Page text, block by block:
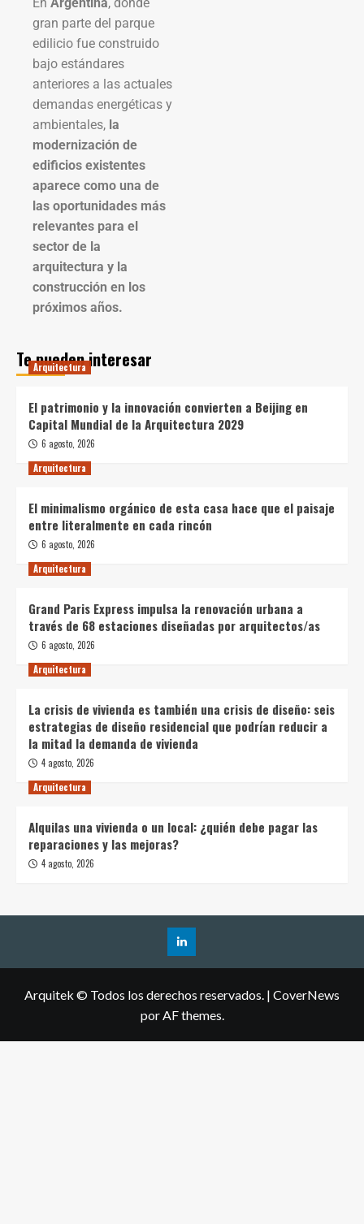
gran parte del parque
edilicio fue construido
bajo estándares
anteriores a las actuales
demandas energéticas y
ambientales, la
modernización de
edificios existentes
aparece como una de
las oportunidades más
relevantes para el
sector de la
arquitectura y la
construcción en los
próximos años.
Te pueden interesar
Arquitectura
El patrimonio y la innovación convierten a Beijing en
Capital Mundial de la Arquitectura 2029
6 agosto, 2026
Arquitectura
El minimalismo orgánico de esta casa hace que el paisaje
entre literalmente en cada rincón
6 agosto, 2026
Arquitectura
Grand Paris Express impulsa la renovación urbana a
través de 68 estaciones diseñadas por arquitectos/as
6 agosto, 2026
Arquitectura
La crisis de vivienda es también una crisis de diseño: seis
estrategias de diseño residencial que podrían reducir a
la mitad la demanda de vivienda
4 agosto, 2026
Arquitectura
Alquilas una vivienda o un local: ¿quién debe pagar las
reparaciones y las mejoras?
4 agosto, 2026
Arquitek © Todos los derechos reservados. | CoverNews
por AF themes.